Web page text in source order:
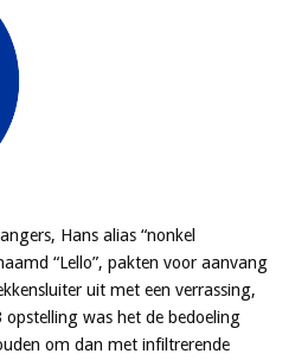
Hans alias “nonkel
“Lello”, pakten voor aanvang
uit met een verrassing,
was het de bedoeling
om dan met infiltrerende